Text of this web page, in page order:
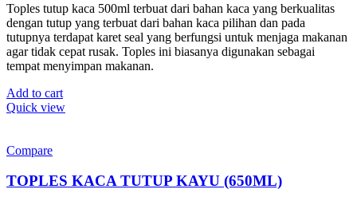
Toples tutup kaca 500ml terbuat dari bahan kaca yang berkualitas
dengan tutup yang terbuat dari bahan kaca pilihan dan pada
tutupnya terdapat karet seal yang berfungsi untuk menjaga makanan
agar tidak cepat rusak. Toples ini biasanya digunakan sebagai
tempat menyimpan makanan.
Add to cart
Quick view
Compare
TOPLES KACA TUTUP KAYU (650ML)